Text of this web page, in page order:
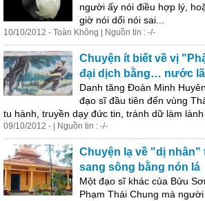
người ấy nói điều hợp lý,
giờ nói dối nói sai...
10/10/2012 - Toàn Không | Nguồn tin : -/-
Chuyện ít biết về vị
đại dịch bằng… nước lã
Danh tăng Đoàn Minh
đạo sĩ đầu tiên đến vùng
tu hành, truyền dạy đức tin, tránh dữ làm lành
09/10/2012 - | Nguồn tin : -/-
Chuyện lạ về "dị nhân"
sang sông bằng nón lá
Một đạo sĩ khác của Bửu
Phạm Thái Chung mà